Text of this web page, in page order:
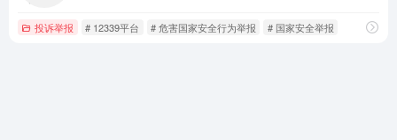
投诉举报 # 12339平台 # 危害国家安全行为举报 # 国家安全举报